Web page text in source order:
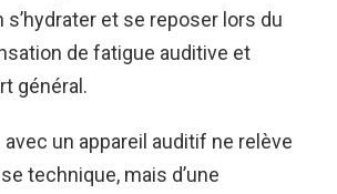
s’hydrater et se reposer lors du
de fatigue auditive et
général.
avec un appareil auditif ne relève
technique, mais d’une